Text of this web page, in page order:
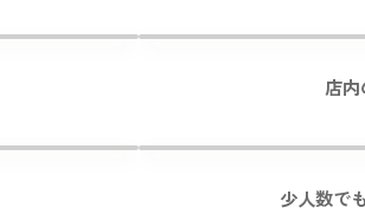
店
少人数で